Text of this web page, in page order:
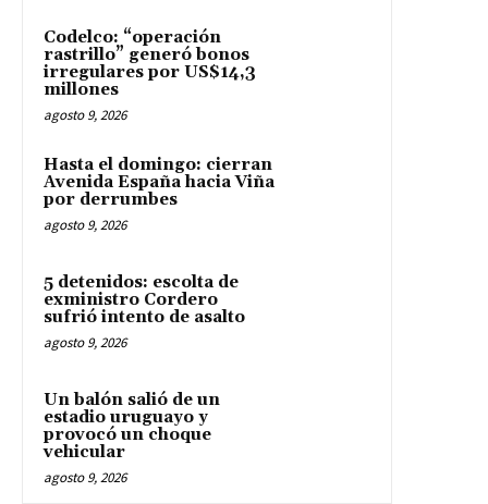
Codelco: “operación
rastrillo” generó bonos
irregulares por US$14,3
millones
agosto 9, 2026
Hasta el domingo: cierran
Avenida España hacia Viña
por derrumbes
agosto 9, 2026
5 detenidos: escolta de
exministro Cordero
sufrió intento de asalto
agosto 9, 2026
Un balón salió de un
estadio uruguayo y
provocó un choque
vehicular
agosto 9, 2026